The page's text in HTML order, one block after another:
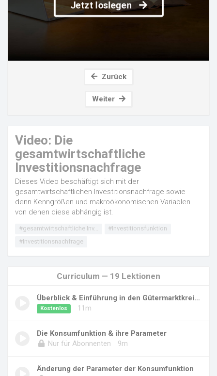
Jetzt loslegen
Zurück
Weiter
Video: Die
gesamtwirtschaftliche
Investitionsnachfrage
Dieses Video beschäftigt sich mit der
gesamtwirtschaftlichen Investitionsnachfrage sowie
denn Kenngrößen und makroökonomischen Variablen
von denen diese abhängig ist.
#gesamtwirtschaftliche Inv...
#Investitionsfunktion
#Investitionsnachfrage
Curriculum — 19 Lektionen
Überblick & Einführung in den Gütermarktkreis...
Kostenlos 11m
Die Konsumfunktion & ihre Parameter
Nur für Abonnenten
9m
Änderung der Parameter der Konsumfunktion